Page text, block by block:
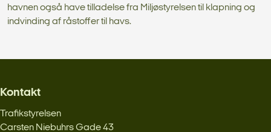
havnen også have tilladelse fra Miljøstyrelsen til klapning og
indvinding af råstoffer til havs.
Kontakt
Trafikstyrelsen
Carsten Niebuhrs Gade 43